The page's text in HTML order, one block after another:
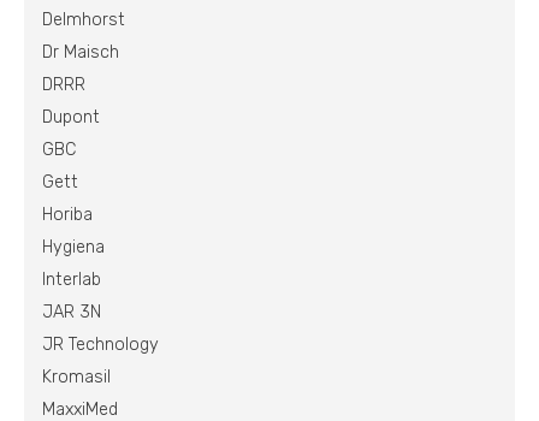
Delmhorst
Dr Maisch
DRRR
Dupont
GBC
Gett
Horiba
Hygiena
Interlab
JAR 3N
JR Technology
Kromasil
MaxxiMed